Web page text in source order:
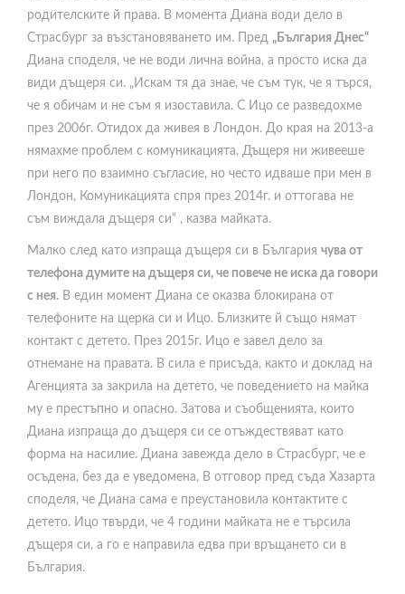
родителските й права. В момента Диана води дело в
Страсбург за възстановяването им. Пред „България Днес“
Диана споделя, че не води лична война, а просто иска да
види дъщеря си. „Искам тя да знае, че съм тук, че я търся,
че я обичам и не съм я изоставила. С Ицо се разведохме
през 2006г. Отидох да живея в Лондон. До края на 2013-а
нямахме проблем с комуникацията. Дъщеря ни живееше
при него по взаимно съгласие, но често идваше при мен в
Лондон, Комуникацията спря през 2014г. и оттогава не
съм виждала дъщеря си“ , казва майката.
Малко след като изпраща дъщеря си в България чува от
телефона думите на дъщеря си, че повече не иска да говори
с нея. В един момент Диана се оказва блокирана от
телефоните на щерка си и Ицо. Близките й също нямат
контакт с детето. През 2015г. Ицо е завел дело за
отнемане на правата. В сила е присъда, както и доклад на
Агенцията за закрила на детето, че поведението на майка
му е престъпно и опасно. Затова и съобщенията, които
Диана изпраща до дъщеря си се отъждествяват като
форма на насилие. Диана завежда дело в Страсбург, че е
осъдена, без да е уведомена, В отговор пред съда Хазарта
споделя, че Диана сама е преустановила контактите с
детето. Ицо твърди, че 4 години майката не е търсила
дъщеря си, а го е направила едва при връщането си в
България.